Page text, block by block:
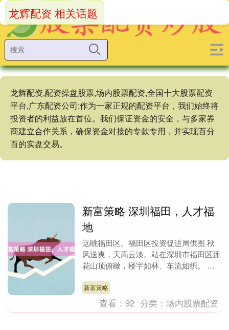
龙辉配资,配资操盘股票,场内股票配资,全国十大股票配资
平台,广东配资公司:作为一家正规的配资平台，我们始终将
投资者的利益放在首位。我们保证资金的安全，与多家券
商建立合作关系，确保资金对接的专款专用，并实现百分
百的实盘交易。
龙辉配资 相关话题
新富策略 深圳福田，人才福
地
远眺福田区。福田区投资促进局供图 秋
风送爽，天高云淡。站在深圳市福田区莲
花山顶俯瞰，楼宇如林、车流如织。 作
云高度，有烟火漫....
新富策略
查看：92 分类：场内股票配资